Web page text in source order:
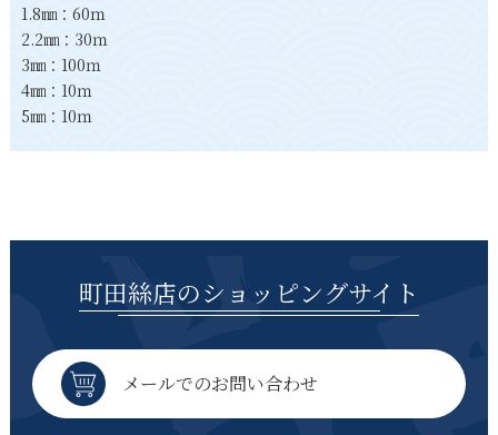
1.8㎜：60ｍ
2.2㎜：30ｍ
3㎜：100ｍ
4㎜：10ｍ
5㎜：10ｍ
町田絲店のショッピングサイト
メールでのお問い合わせ